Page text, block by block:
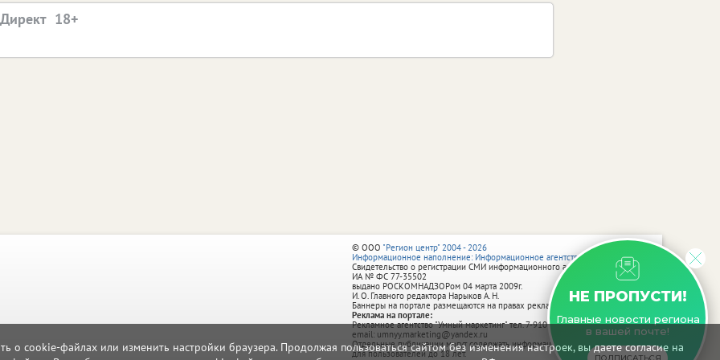
о cookie-файлах или изменить настройки браузера. Продолжая пользоваться сайтом без изменения настроек, вы даете согласие на
НЕ ПРОПУСТИ!
Главные новости региона
в вашей почте!
© ООО "Регион центр" 2004 - 2026
Информационное наполнение: Информационное агентство vRossii.ru
Свидетельство о регистрации СМИ информационного агентства vRossii.ru
ИА № ФС 77‑35502
выдано РОСКОМНАДЗОРом 04 марта 2009г.
И. О. Главного редактора Нарыков А. Н.
Баннеры на портале размещаются на правах рекламы.
Реклама на портале:
Рекламное агентство "Умный маркетинг" тел. 7-910-267-70-40,
email: umnyy.marketing@yandex.ru
Отдельные публикации могут содержать информацию, не предназначенную
для пользователей до 18 лет.